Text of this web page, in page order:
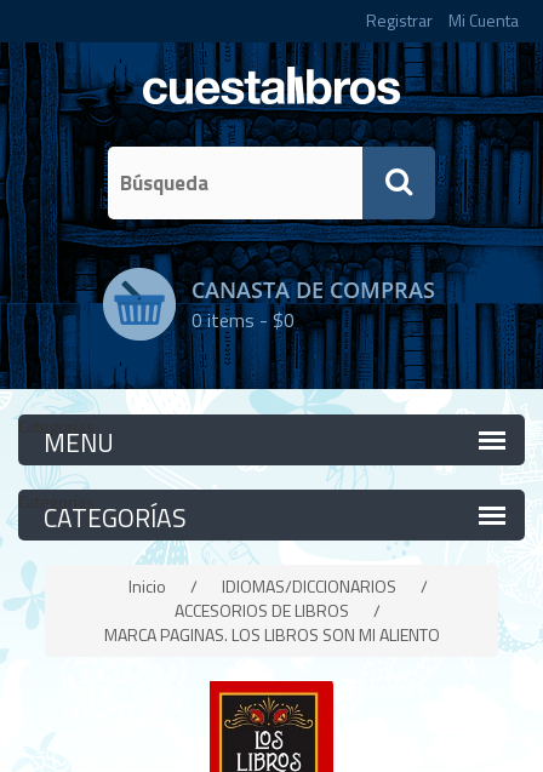
Registrar Mi Cuenta
CANASTA DE COMPRAS
0items -$0
Categorías
Categorías
Inicio / IDIOMAS/DICCIONARIOS
/
ACCESORIOS DE LIBROS
/
MARCA PAGINAS. LOS LIBROS SON MI ALIENTO